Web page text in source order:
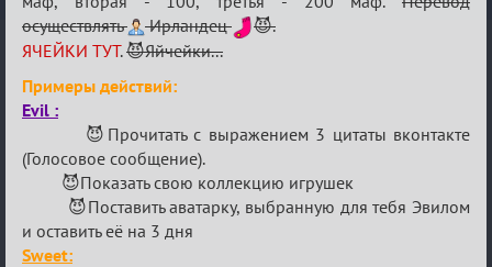
осуществлять
Ирландец
😈.
ЯЧЕЙКИ ТУТ.😈Яйчейки...
Примеры действий:
Evil :
😈Прочитать с выражением 3 цитаты вконтакте
(Голосовое сообщение).
😈Показать свою коллекцию игрушек
😈Поставить аватарку, выбранную для тебя Эвилом
и оставить её на 3 дня
Sweet: